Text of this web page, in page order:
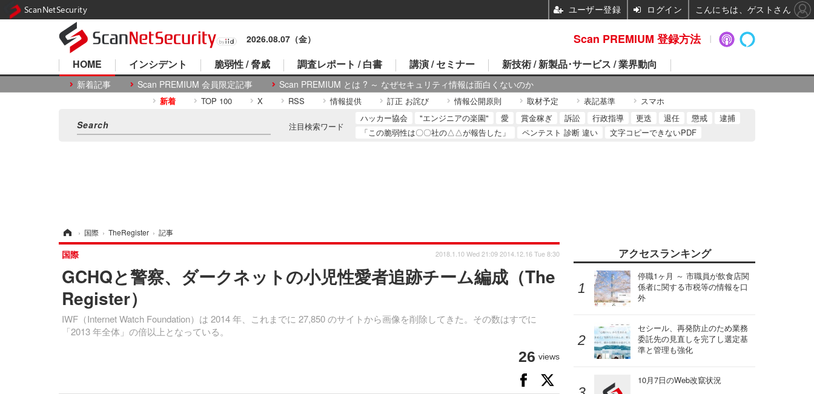
2026.08.07（金）
HOME
新着記事 Scan PREMIUM 会員限定記事 Scan PREMIUM とは ? ～ なぜセキュリティ情報は面白くないのか
インシデント 脆弱性 / 脅威 調査レポート / 白書 講演 / セミナー 新技術 / 新製品･サービス / 業界動向
新着 TOP 100 X RSS 情報提供 訂正 お詫び 情報公開原則 取材予定 表記基準 スマホ
注目検索ワード
ハッカー協会 "エンジニアの楽園" 愛 賞金稼ぎ 訴訟 行政指導 更迭 退任 懲戒
逮捕
「この脆弱性は〇〇社の△△が報告した」
ペンテスト 診断 違い 文字コピーできないPDF
› 国際 › TheRegister › 記事
GCHQと警察、ダークネットの小児性愛者追跡チーム編成（The
Register）
IWF（Internet Watch Foundation）は 2014 年、これまでに 27,850 のサイトから画像を削除してきた。その数はすでに
「2013 年全体」の倍以上となっている。
国際 2018.1.10 Wed 21:09 2014.12.16 Tue 8:30
26 views
アクセスランキング
停職1ヶ月 ～ 市職員が飲食店関
係者に関する市税等の情報を口
外
セシール、再発防止のため業務
委託先の見直しを完了し選定基
準と管理も強化
10月7日のWeb改竄状況
Scan PREMIUM 登録方法
ScanNetSecurity ユーザー登録 ログイン こんにちは、ゲストさん